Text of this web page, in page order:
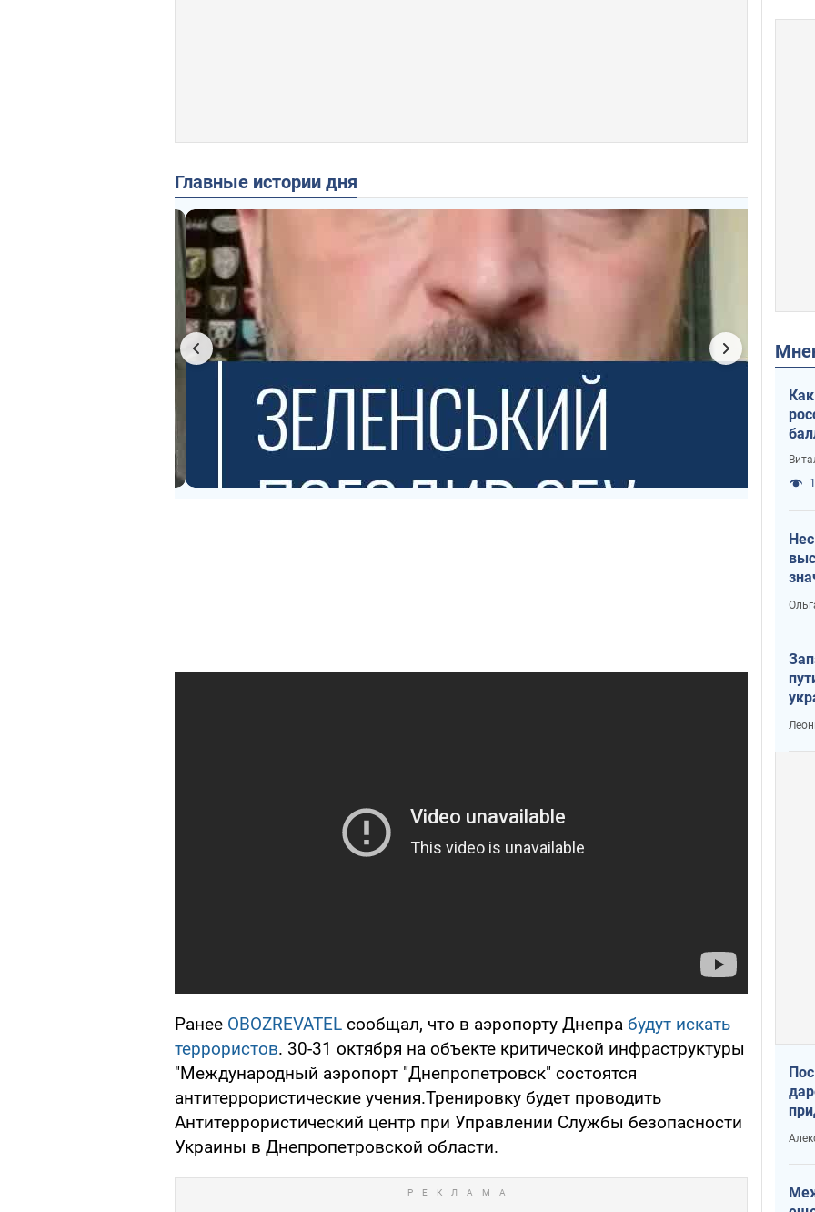
Главные истории дня
Ранее OBOZREVATEL сообщал, что в аэропорту Днепра будут искать
террористов. 30-31 октября на объекте критической инфраструктуры
"Международный аэропорт "Днепропетровск" состоятся
антитеррористические учения.Тренировку будет проводить
Антитеррористический центр при Управлении Службы безопасности
Украины в Днепропетровской области.